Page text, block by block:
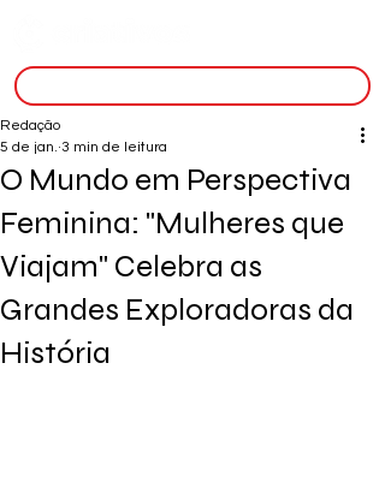
O Mundo em Perspectiva
Feminina: "Mulheres que
Viajam" Celebra as
Grandes Exploradoras da
História
Redação
5 de jan. 3 min de leitura